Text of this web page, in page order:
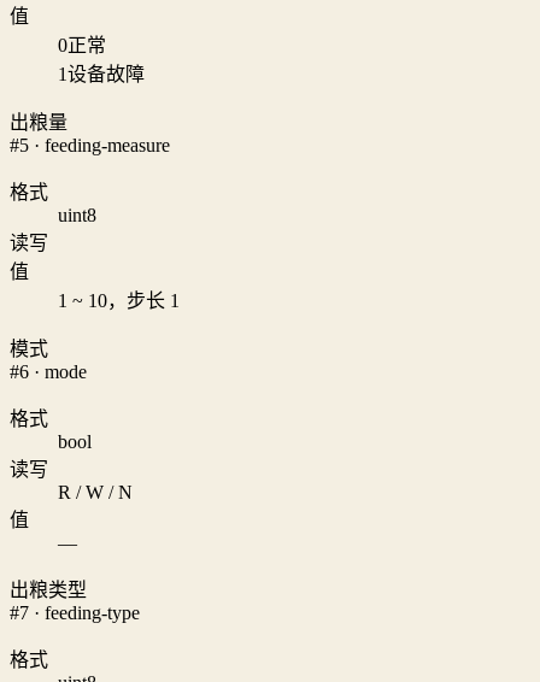
值
0正常
1设备故障
出粮量
#5 · feeding-measure
格式
uint8
读写
值
1 ~ 10，步长 1
模式
#6 · mode
格式
bool
读写
R / W / N
值
—
出粮类型
#7 · feeding-type
格式